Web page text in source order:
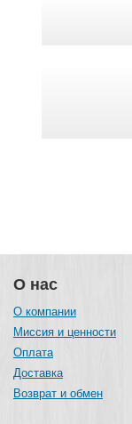
О нас
О компании
Миссия и ценности
Оплата
Доставка
Возврат и обмен